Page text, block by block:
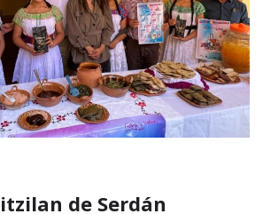
de Serdán